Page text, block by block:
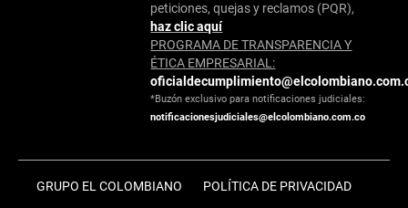
peticiones, quejas y reclamos (PQR),
haz clic aquí
PROGRAMA DE TRANSPARENCIA Y
ÉTICA EMPRESARIAL:
*Buzón exclusivo para notificaciones judiciales:
notificacionesjudiciales@elcolombiano.com.co
GRUPO EL COLOMBIANO POLÍTICA DE PRIVACIDAD